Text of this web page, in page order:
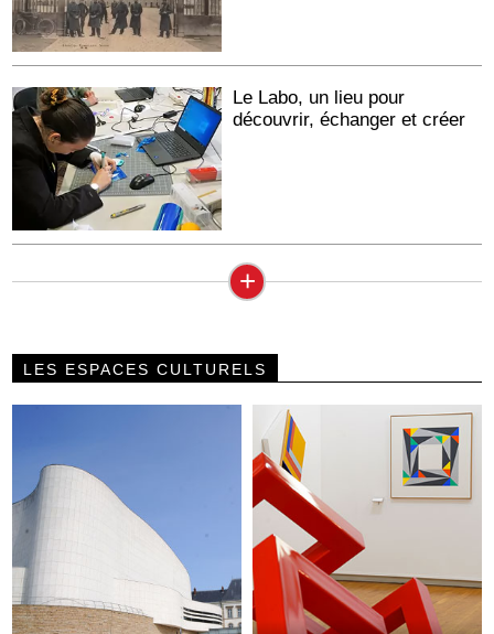
Le Labo, un lieu pour
découvrir, échanger et créer
+
LES ESPACES CULTURELS